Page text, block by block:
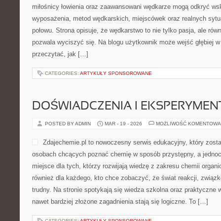
miłośnicy łowienia oraz zaawansowani wędkarze mogą odkryć
wyposażenia, metod wędkarskich, miejscówek oraz realnych
połowu. Strona opisuje, że wędkarstwo to nie tylko pasja, ale
pozwala wyciszyć się. Na blogu użytkownik może wejść głębiej
przeczytać, jak […]
CATEGORIES: ARTYKUŁY SPONSOROWANE
DOŚWIADCZENIA I
POSTED BY ADMIN MAR - 19 - 2026 MOŻLIWOŚĆ
Zdajechemie.pl to nowoczesny serwis edukacyjny, który
osobach chcących poznać chemię w sposób przystępny, a
miejsce dla tych, którzy rozwijają wiedzę z zakresu chemii
również dla każdego, kto chce zobaczyć, że świat reakcji,
trudny. Na stronie spotykają się wiedza szkolna oraz praktyczne
nawet bardziej złożone zagadnienia stają się logiczne. To […]